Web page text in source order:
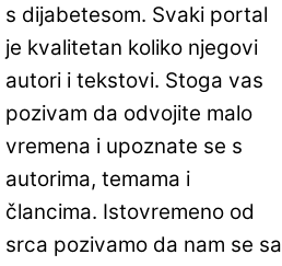
s dijabetesom. Svaki portal
je kvalitetan koliko njegovi
autori i tekstovi. Stoga vas
pozivam da odvojite malo
vremena i upoznate se s
autorima, temama i
člancima. Istovremeno od
srca pozivamo da nam se sa